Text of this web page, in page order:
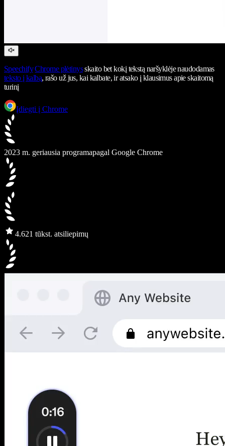
Speechify Chrome plėtinysskaito bet kokį tekstą naršyklėje naudodamas
teksto į kalbą, rašo už jus, kai kalbate, ir atsako į klausimus apie skaitomą
turinį
Įdiegti į Chrome
2023 m. geriausia programapagal Google Chrome
4.621 tūkst. atsiliepimų